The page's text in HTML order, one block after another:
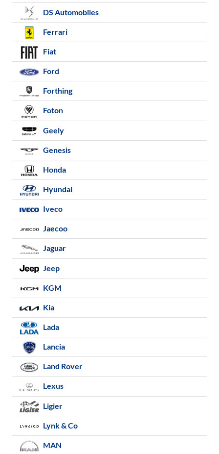
DS Automobiles
Ferrari
Fiat
Ford
Forthing
Foton
Geely
Genesis
Honda
Hyundai
Iveco
Jaecoo
Jaguar
Jeep
KGM
Kia
Lada
Lancia
Land Rover
Lexus
Ligier
Lynk & Co
MAN